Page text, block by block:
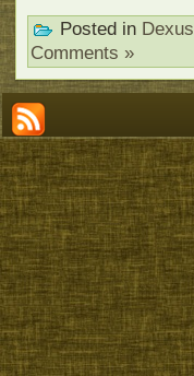
Posted in Dexus
Comments »